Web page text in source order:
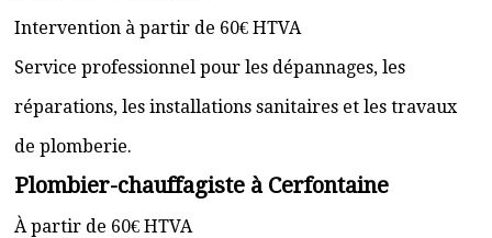
Intervention à partir de 60€ HTVA
Service professionnel pour les dépannages, les
réparations, les installations sanitaires et les travaux
de plomberie.
Plombier-chauffagiste à Cerfontaine
À partir de 60€ HTVA